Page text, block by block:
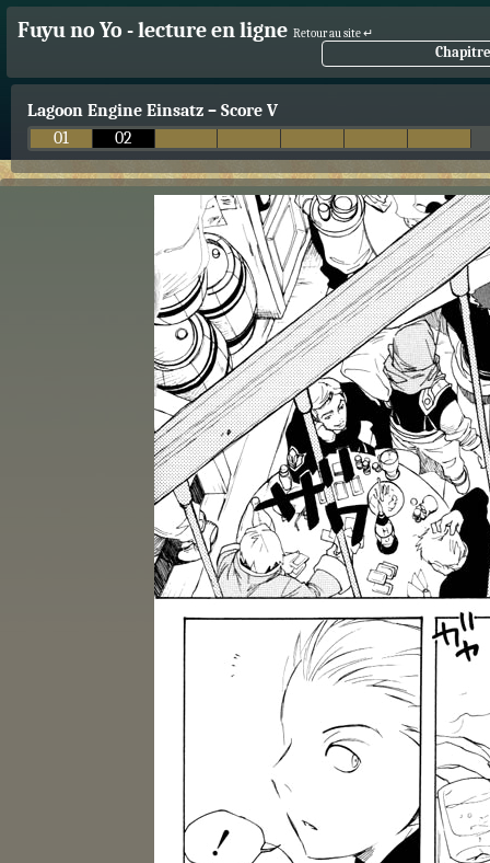
Fuyu no Yo - lecture en ligne Retour au site ↵
Lagoon Engine Einsatz – Score V
01
02